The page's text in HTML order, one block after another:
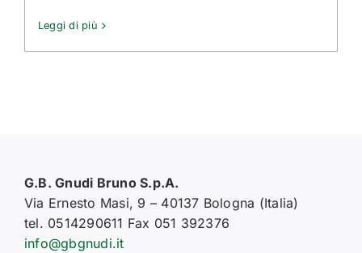
Leggi di più
G.B. Gnudi Bruno S.p.A.
Via Ernesto Masi, 9 – 40137 Bologna (Italia)
tel. 0514290611 Fax 051 392376
info@gbgnudi.it